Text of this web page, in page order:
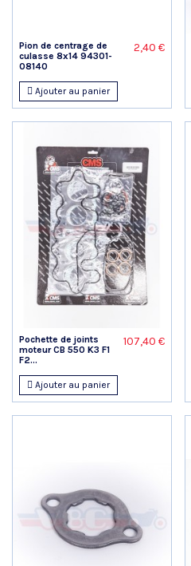
Pion de centrage de
culasse 8x14 94301-
08140
2,40 €
Ajouter au panier
Pochette de joints
moteur CB 550 K3 F1
F2...
107,40 €
Ajouter au panier